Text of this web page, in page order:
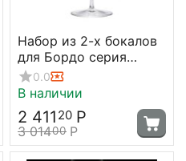
Набор из 2-х бокалов
для Бордо серия
Quatrophil, 644 мл,
D102 мм, H255 мм,
0.0
В наличии
2 411 20 Р
3 01400 Р